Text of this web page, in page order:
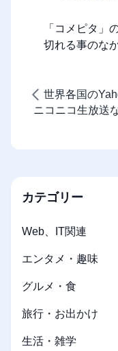
「コメピタ」
切れる事のな
世界各国の
ニコニコ生放送
カテゴリー
Web、IT関連
エンタメ・趣味
グルメ・食
旅行・お出かけ
生活・雑学